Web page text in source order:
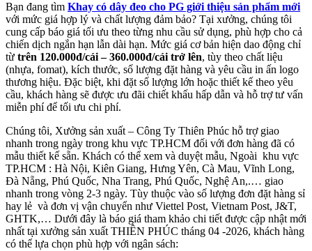
Bạn đang tìm Khay có dây đeo cho PG giới thiệu sản phẩm mới
với mức giá hợp lý và chất lượng đảm bảo? Tại xưởng, chúng tôi
cung cấp báo giá tối ưu theo từng nhu cầu sử dụng, phù hợp cho cả
chiến dịch ngắn hạn lẫn dài hạn. Mức giá cơ bản hiện dao động chỉ
từ trên 120.000đ/cái – 360.000đ/cái trở lên, tùy theo chất liệu
(nhựa, fomat), kích thước, số lượng đặt hàng và yêu cầu in ấn logo
thương hiệu. Đặc biệt, khi đặt số lượng lớn hoặc thiết kế theo yêu
cầu, khách hàng sẽ được ưu đãi chiết khấu hấp dẫn và hỗ trợ tư vấn
miễn phí để tối ưu chi phí.
Chúng tôi, Xưởng sản xuất – Công Ty Thiên Phúc hỗ trợ giao
nhanh trong ngày trong khu vực TP.HCM đối với đơn hàng đã có
mẫu thiết kế sẵn. Khách có thể xem và duyệt mẫu, Ngoài khu vực
TP.HCM : Hà Nội, Kiên Giang, Hưng Yên, Cà Mau, Vĩnh Long,
Đà Nẵng, Phú Quốc, Nha Trang, Phú Quốc, Nghệ An,.… giao
nhanh trong vòng 2-3 ngày. Tùy thuộc vào số lượng đơn đặt hàng sỉ
hay lẻ và đơn vị vận chuyển như Viettel Post, Vietnam Post, J&T,
GHTK,… Dưới đây là báo giá tham khảo chi tiết được cập nhật mới
nhất tại xưởng sản xuất THIÊN PHÚC tháng 04 -2026, khách hàng
có thể lựa chọn phù hợp với ngân sách: